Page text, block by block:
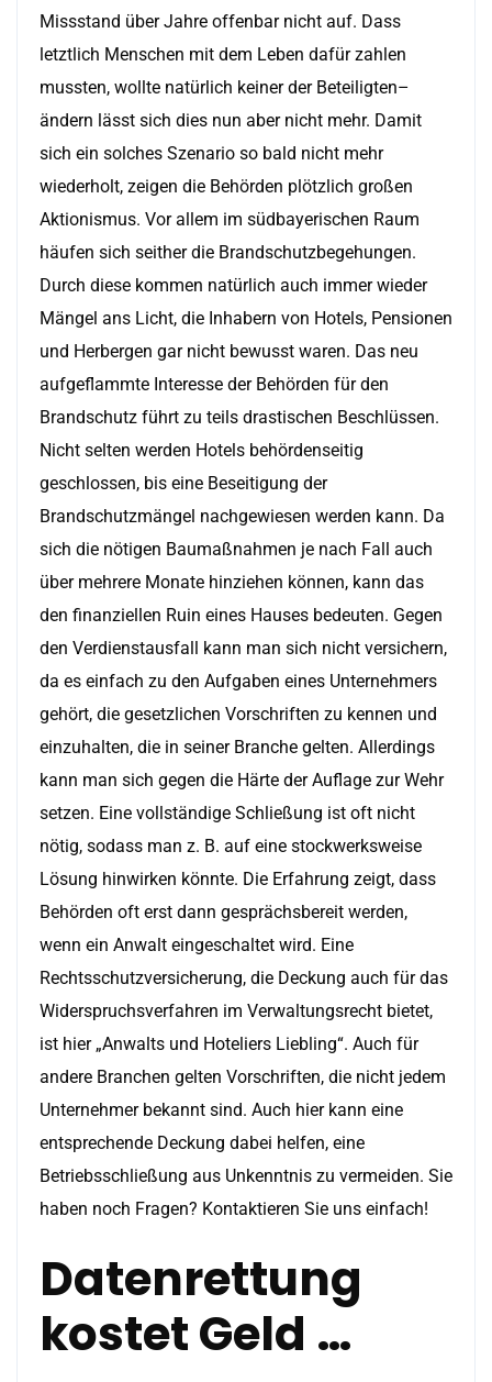
Missstand über Jahre offenbar nicht auf. Dass
letztlich Menschen mit dem Leben dafür zahlen
mussten, wollte natürlich keiner der Beteiligten–
ändern lässt sich dies nun aber nicht mehr. Damit
sich ein solches Szenario so bald nicht mehr
wiederholt, zeigen die Behörden plötzlich großen
Aktionismus. Vor allem im südbayerischen Raum
häufen sich seither die Brandschutzbegehungen.
Durch diese kommen natürlich auch immer wieder
Mängel ans Licht, die Inhabern von Hotels, Pensionen
und Herbergen gar nicht bewusst waren. Das neu
aufgeflammte Interesse der Behörden für den
Brandschutz führt zu teils drastischen Beschlüssen.
Nicht selten werden Hotels behördenseitig
geschlossen, bis eine Beseitigung der
Brandschutzmängel nachgewiesen werden kann. Da
sich die nötigen Baumaßnahmen je nach Fall auch
über mehrere Monate hinziehen können, kann das
den finanziellen Ruin eines Hauses bedeuten. Gegen
den Verdienstausfall kann man sich nicht versichern,
da es einfach zu den Aufgaben eines Unternehmers
gehört, die gesetzlichen Vorschriften zu kennen und
einzuhalten, die in seiner Branche gelten. Allerdings
kann man sich gegen die Härte der Auflage zur Wehr
setzen. Eine vollständige Schließung ist oft nicht
nötig, sodass man z. B. auf eine stockwerksweise
Lösung hinwirken könnte. Die Erfahrung zeigt, dass
Behörden oft erst dann gesprächsbereit werden,
wenn ein Anwalt eingeschaltet wird. Eine
Rechtsschutzversicherung, die Deckung auch für das
Widerspruchsverfahren im Verwaltungsrecht bietet,
ist hier „Anwalts und Hoteliers Liebling“. Auch für
andere Branchen gelten Vorschriften, die nicht jedem
Unternehmer bekannt sind. Auch hier kann eine
entsprechende Deckung dabei helfen, eine
Betriebsschließung aus Unkenntnis zu vermeiden. Sie
haben noch Fragen? Kontaktieren Sie uns einfach!
Datenrettung
kostet Geld …